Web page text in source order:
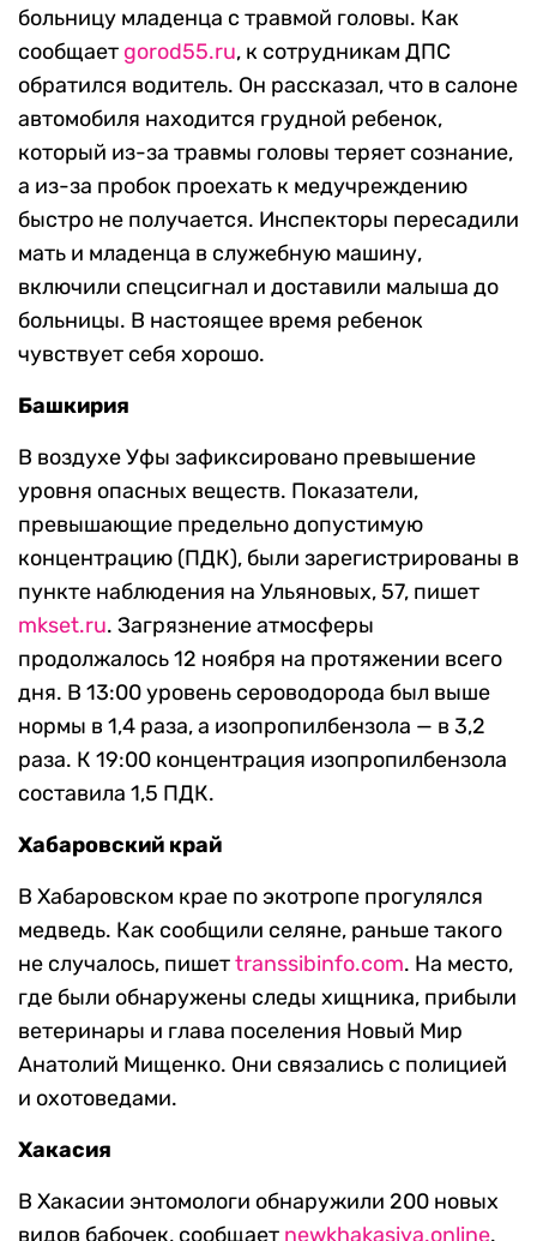
больницу младенца с травмой головы. Как
сообщает gorod55.ru, к сотрудникам ДПС
обратился водитель. Он рассказал, что в салоне
автомобиля находится грудной ребенок,
который из-за травмы головы теряет сознание,
а из-за пробок проехать к медучреждению
быстро не получается. Инспекторы пересадили
мать и младенца в служебную машину,
включили спецсигнал и доставили малыша до
больницы. В настоящее время ребенок
чувствует себя хорошо.
Башкирия
В воздухе Уфы зафиксировано превышение
уровня опасных веществ. Показатели,
превышающие предельно допустимую
концентрацию (ПДК), были зарегистрированы в
пункте наблюдения на Ульяновых, 57, пишет
mkset.ru. Загрязнение атмосферы
продолжалось 12 ноября на протяжении всего
дня. В 13:00 уровень сероводорода был выше
нормы в 1,4 раза, а изопропилбензола — в 3,2
раза. К 19:00 концентрация изопропилбензола
составила 1,5 ПДК.
Хабаровский край
В Хабаровском крае по экотропе прогулялся
медведь. Как сообщили селяне, раньше такого
не случалось, пишетtranssibinfo.com. На место,
где были обнаружены следы хищника, прибыли
ветеринары и глава поселения Новый Мир
Анатолий Мищенко. Они связались с полицией
и охотоведами.
Хакасия
В Хакасии энтомологи обнаружили 200 новых
видов бабочек, сообщает newkhakasiya.online.